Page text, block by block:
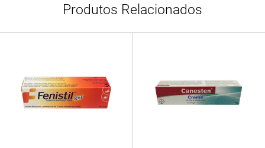
Produtos Relacionados